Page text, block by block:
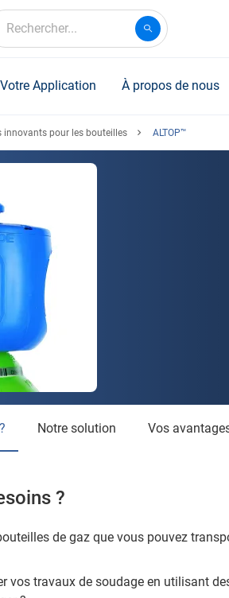
Rechercher...
Votre Application À propos de nous
innovants pour les bouteilles ALTOP™
Notre solution Vos
?
de gaz que vous pouvez
vos travaux de soudage en utilisant